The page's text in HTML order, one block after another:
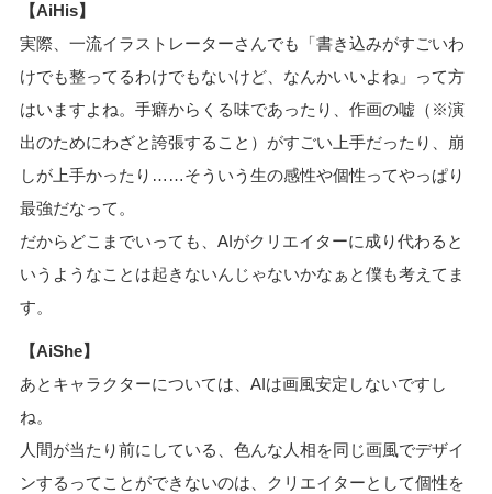
【AiHis】
実際、一流イラストレーターさんでも「書き込みがすごいわ
けでも整ってるわけでもないけど、なんかいいよね」って方
はいますよね。手癖からくる味であったり、作画の嘘（※演
出のためにわざと誇張すること）がすごい上手だったり、崩
しが上手かったり……そういう生の感性や個性ってやっぱり
最強だなって。
だからどこまでいっても、AIがクリエイターに成り代わると
いうようなことは起きないんじゃないかなぁと僕も考えてま
す。
【AiShe】
あとキャラクターについては、AIは画風安定しないですし
ね。
人間が当たり前にしている、色んな人相を同じ画風でデザイ
ンするってことができないのは、クリエイターとして個性を